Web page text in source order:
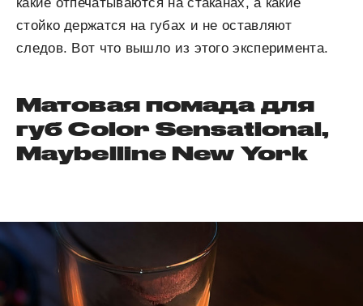
стойко держатся на губах и не оставляют
следов. Вот что вышло из этого эксперимента.
Матовая помада для
губ Color Sensational,
Maybelline New York